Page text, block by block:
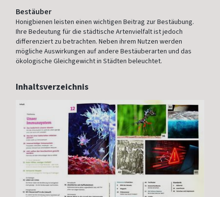
Bestäuber
Honigbienen leisten einen wichtigen Beitrag zur Bestäubung.
Ihre Bedeutung für die städtische Artenvielfalt ist jedoch
differenziert zu betrachten. Neben ihrem Nutzen werden
mögliche Auswirkungen auf andere Bestäuberarten und das
ökologische Gleichgewicht in Städten beleuchtet.
Inhaltsverzeichnis